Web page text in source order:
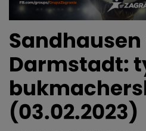
Sandhausen
Darmstadt:
(03.02.2023)